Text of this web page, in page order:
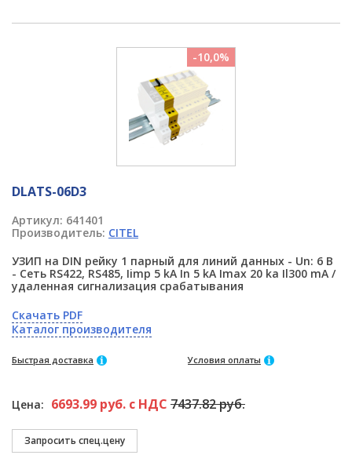
-10,0%
DLATS-06D3
Артикул: 641401
Производитель: CITEL
УЗИП на DIN рейку 1 парный для линий данных - Un: 6 В
- Сеть RS422, RS485, Iimp 5 kA In 5 kA Imax 20 ka Il300 mA /
удаленная сигнализация срабатывания
Скачать PDF
Каталог производителя
Быстрая доставка Условия оплаты
Цена: 6693.99 руб. с НДС 7437.82 руб.